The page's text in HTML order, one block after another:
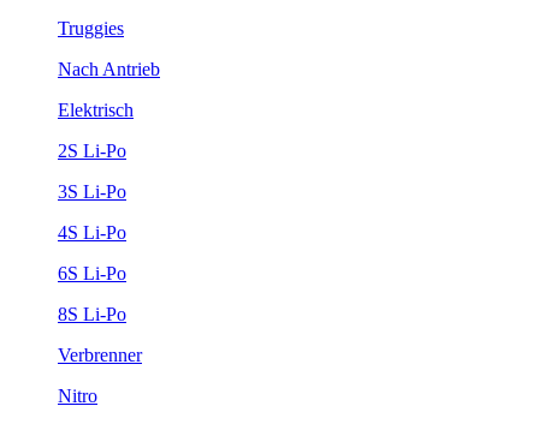
Truggies
Nach Antrieb
Elektrisch
2S Li-Po
3S Li-Po
4S Li-Po
6S Li-Po
8S Li-Po
Verbrenner
Nitro